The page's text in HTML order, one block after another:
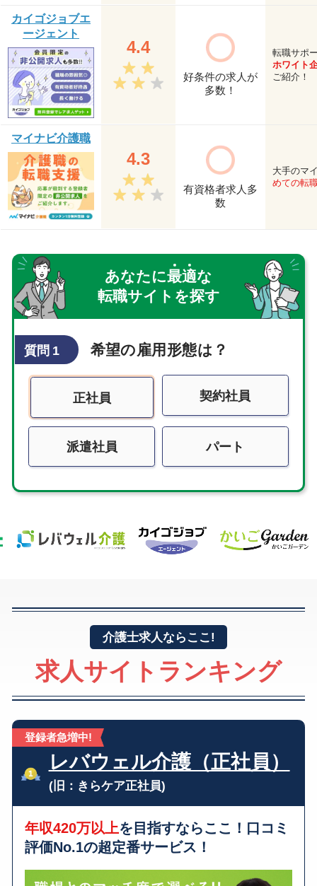
カイゴジョブエ
ージェント
4.4
好条件の求人が
多数！
転職サポ
ホワイト
ご紹介！
マイナビ介護職
4.3
有資格者求人多
数
大手のマ
めての転
あなたに最適な
転職サイトを探す
質問 1 希望の雇用形態は？
正社員 契約社員
派遣社員 パート
介護士求人ならここ!
求人サイトランキング
登録者急増中!
レバウェル介護（正社員）
(旧：きらケア正社員)
年収420万以上を目指すならここ！口コミ
評価No.1の超定番サービス！